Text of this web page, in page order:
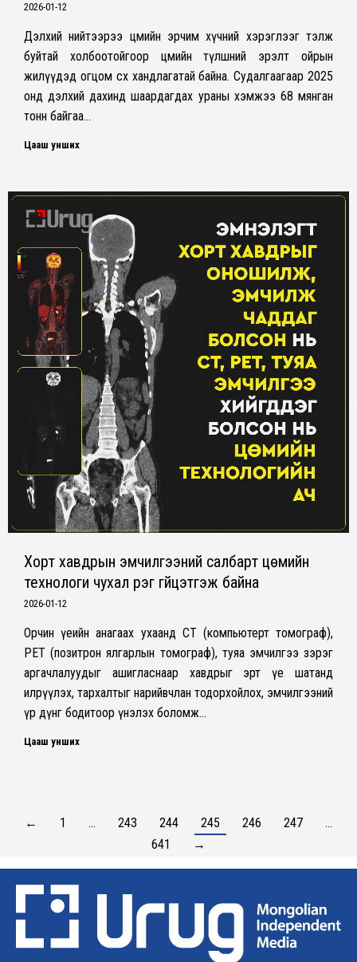
2026-01-12
Дэлхий нийтээрээ цөмийн эрчим хүчний хэрэглээг тэлж
буйтай холбоотойгоор цөмийн түлшний эрэлт ойрын
жилүүдэд огцом өсөх хандлагатай байна. Судалгаагаар 2025
онд дэлхий дахинд шаардагдах ураны хэмжээ 68 мянган
тонн байгаа…
Цааш унших
Хорт хавдрын эмчилгээний салбарт цөмийн
технологи чухал үүрэг гүйцэтгэж байна
2026-01-12
Орчин үеийн анагаах ухаанд CT (компьютерт томограф),
PET (позитрон ялгарлын томограф), туяа эмчилгээ зэрэг
аргачлалуудыг ашигласнаар хавдрыг эрт үе шатанд
илрүүлэх, тархалтыг нарийвчлан тодорхойлох, эмчилгээний
үр дүнг бодитоор үнэлэх боломж…
Цааш унших
← 1 … 243 244 245 246 247
…
641
→